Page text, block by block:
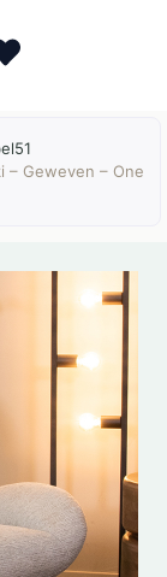
– Geweven – One